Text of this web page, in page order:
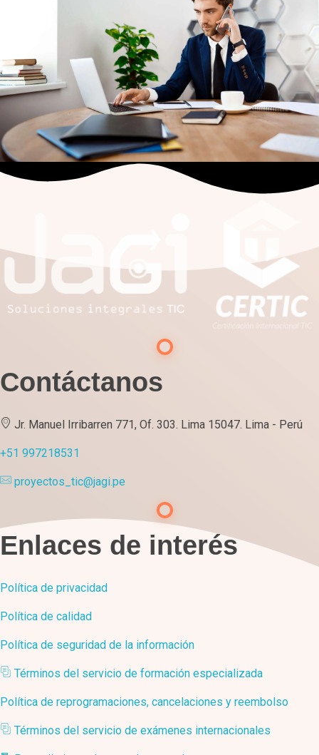
Contáctanos
Jr. Manuel Irribarren 771, Of. 303. Lima 15047. Lima - Perú
+51 997218531
proyectos_tic@jagi.pe
Enlaces de interés
Política de privacidad
Política de calidad
Política de seguridad de la información
Términos del servicio de formación especializada
Política de reprogramaciones, cancelaciones y reembolso
Términos del servicio de exámenes internacionales